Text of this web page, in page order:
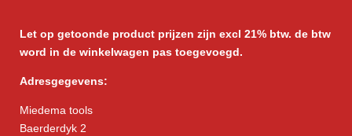
Let op getoonde product prijzen zijn excl 21% btw. de btw
word in de winkelwagen pas toegevoegd.
Adresgegevens:
Miedema tools
Baerderdyk 2